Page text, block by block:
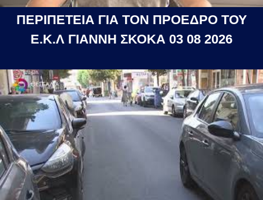
ΠΕΡΙΠΕΤΕΙΑ ΓΙΑ ΤΟΝ ΠΡΟΕΔΡΟ ΤΟΥ
Ε.Κ.Λ ΓΙΑΝΝΗ ΣΚΟΚΑ 03 08 2026